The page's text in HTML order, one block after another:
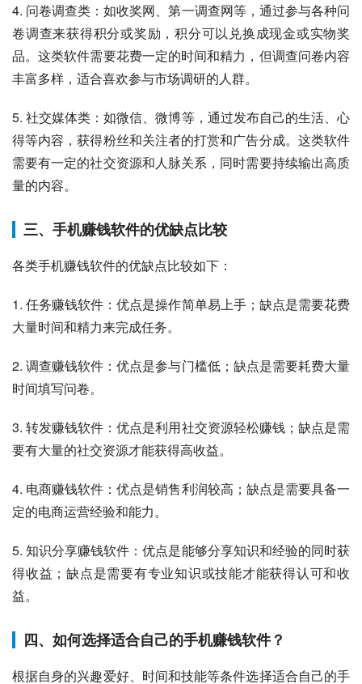
4. 问卷调查类：如收奖网、第一调查网等，通过参与各种问
卷调查来获得积分或奖励，积分可以兑换成现金或实物奖
品。这类软件需要花费一定的时间和精力，但调查问卷内容
丰富多样，适合喜欢参与市场调研的人群。
5. 社交媒体类：如微信、微博等，通过发布自己的生活、心
得等内容，获得粉丝和关注者的打赏和广告分成。这类软件
需要有一定的社交资源和人脉关系，同时需要持续输出高质
量的内容。
三、手机赚钱软件的优缺点比较
各类手机赚钱软件的优缺点比较如下：
1. 任务赚钱软件：优点是操作简单易上手；缺点是需要花费
大量时间和精力来完成任务。
2. 调查赚钱软件：优点是参与门槛低；缺点是需要耗费大量
时间填写问卷。
3. 转发赚钱软件：优点是利用社交资源轻松赚钱；缺点是需
要有大量的社交资源才能获得高收益。
4. 电商赚钱软件：优点是销售利润较高；缺点是需要具备一
定的电商运营经验和能力。
5. 知识分享赚钱软件：优点是能够分享知识和经验的同时获
得收益；缺点是需要有专业知识或技能才能获得认可和收
益。
四、如何选择适合自己的手机赚钱软件？
根据自身的兴趣爱好、时间和技能等条件选择适合自己的手